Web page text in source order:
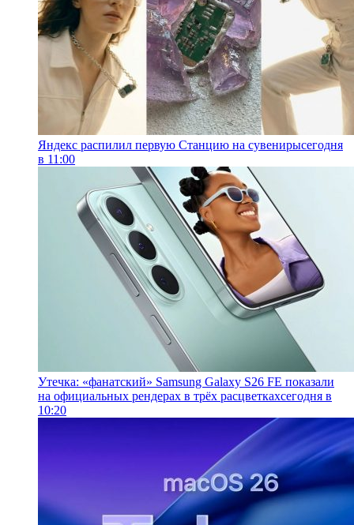
Яндекс распилил первую Станцию на сувенирысегодня
в 11:00
Утечка: «фанатский» Samsung Galaxy S26 FE показали
на официальных рендерах в трёх расцветкахсегодня в
10:20